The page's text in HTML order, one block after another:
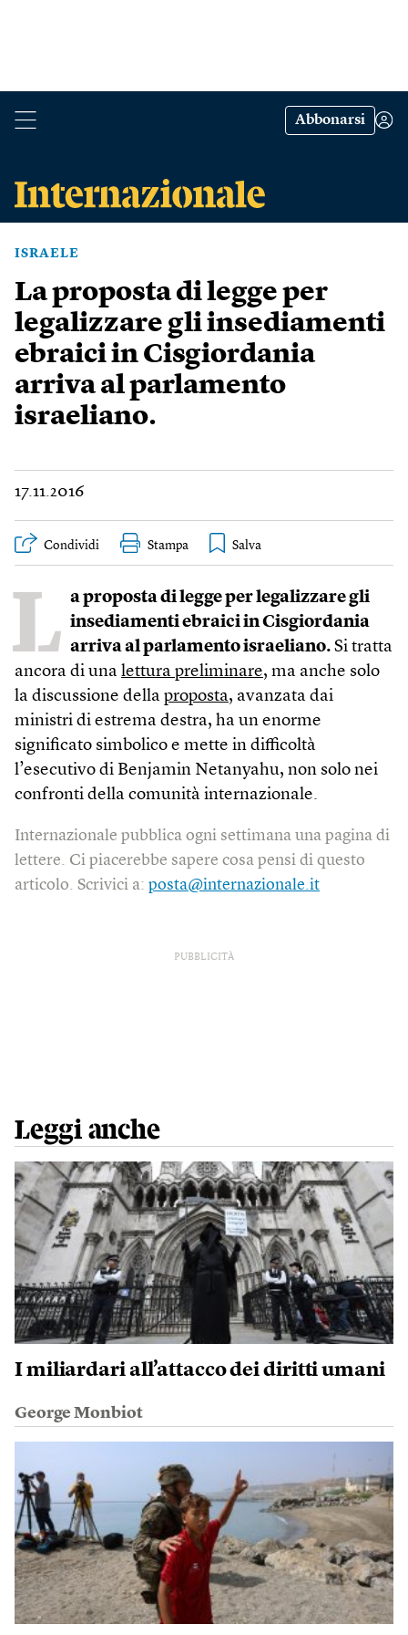
Abbonarsi
ISRAELE
La proposta di legge per
legalizzare gli insediamenti
ebraici in Cisgiordania
arriva al parlamento
israeliano.
17.11.2016
Condividi Stampa
L a proposta di legge per legalizzare gli
insediamenti ebraici in Cisgiordania
arriva al parlamento israeliano. Si tratta
ancora di una lettura preliminare, ma anche solo
la discussione della proposta, avanzata dai
ministri di estrema destra, ha un enorme
significato simbolico e mette in difficoltà
l’esecutivo di Benjamin Netanyahu, non solo nei
confronti della comunità internazionale.
Internazionale pubblica ogni settimana una pagina di
lettere. Ci piacerebbe sapere cosa pensi di questo
articolo. Scrivici a: posta@internazionale.it
PUBBLICITÀ
Leggi anche
I miliardari all’attacco dei diritti umani
George Monbiot